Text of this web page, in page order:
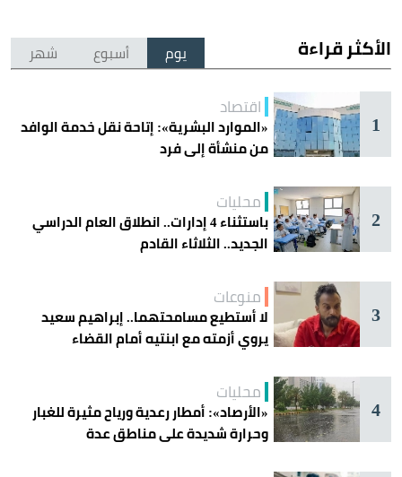
الأكثر قراءة يوم أسبوع شهر
1
اقتصاد
«الموارد البشرية»: إتاحة نقل خدمة الوافد
من منشأة إلى فرد
2
محليات
باستثناء 4 إدارات.. انطلاق العام الدراسي
الجديد.. الثلاثاء القادم
3
منوعات
لا أستطيع مسامحتهما.. إبراهيم سعيد
يروي أزمته مع ابنتيه أمام القضاء
4
محليات
«الأرصاد»: أمطار رعدية ورياح مثيرة للغبار
وحرارة شديدة على مناطق عدة